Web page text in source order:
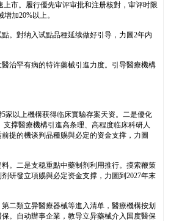
市。履行優先审评审批和注册核對，审评时限
加20%以上。
。對纳入试點品種延续做好引导，力圖2年内
治罕有病的特许藥械引進力度。引导醫療機構
家以上機構获得临床實驗存案天资。二是優化
撑醫療機構引進高条理、高程度临床科研人
提的機谈判品種赐與必定的资金支撑，力圖
。二是支稳重點中藥制剂利用推行。摸索鞭策
研發立項赐與必定资金支撑，力圖到2027年末
二類立异醫療器械等進入清单，醫療機構按划
。自动辦事企業，教导立异藥械介入国度醫保